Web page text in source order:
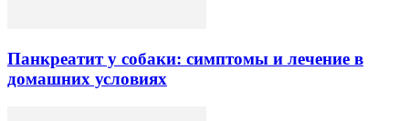
Панкреатит у собаки: симптомы и лечение в
домашних условиях